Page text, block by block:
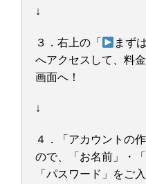
↓
３．右上の「
まず
へアクセスして、料
画面へ！
↓
４．「アカウントの
ので、「お名前」・
「パスワード」をご